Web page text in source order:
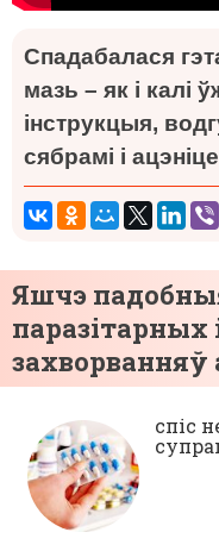
Спадабалася
мазь – як і калі
інструкцыя,
сябрамі і
Яшчэ
паразітарных
захворванняў
спіс